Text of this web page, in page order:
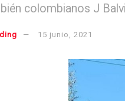
colombianos J
15 junio, 2021